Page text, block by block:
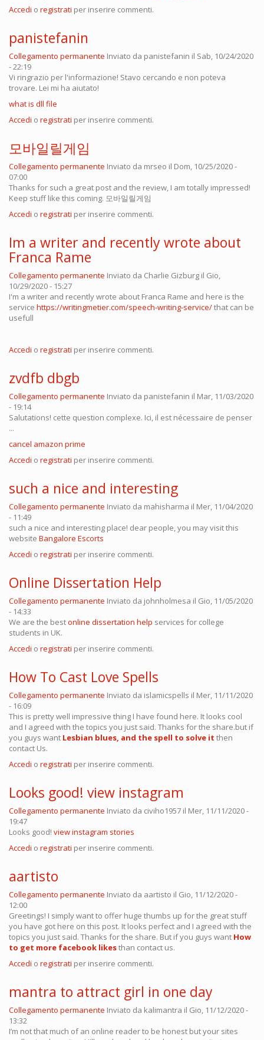
Accedi o registrati per inserire commenti.
panistefanin
Collegamento permanente Inviato da panistefanin il Sab, 10/24/2020
- 22:19
Vi ringrazio per l'informazione! Stavo cercando e non poteva
trovare. Lei mi ha aiutato!
what is dll file
Accedi o registrati per inserire commenti.
모바일릴게임
Collegamento permanente Inviato da mrseo il Dom, 10/25/2020 -
07:00
Thanks for such a great post and the review, I am totally impressed!
Keep stuff like this coming. 모바일릴게임
Accedi o registrati per inserire commenti.
Im a writer and recently wrote about
Franca Rame
Collegamento permanente Inviato da Charlie Gizburg il Gio,
10/29/2020 - 15:27
I'm a writer and recently wrote about Franca Rame and here is the
service https://writingmetier.com/speech-writing-service/that can be
usefull
Accedi o registrati per inserire commenti.
zvdfb dbgb
Collegamento permanente Inviato da panistefanin il Mar, 11/03/2020
- 19:14
Salutations! cette question complexe. Ici, il est nécessaire de penser
...
cancel amazon prime
Accedi o registrati per inserire commenti.
such a nice and interesting
Collegamento permanente Inviato da mahisharma il Mer, 11/04/2020
- 11:49
such a nice and interesting place! dear people, you may visit this
website Bangalore Escorts
Accedi o registrati per inserire commenti.
Online Dissertation Help
Collegamento permanente Inviato da johnholmesa il Gio, 11/05/2020
- 14:33
We are the bestonline dissertation help services for college
students in UK.
Accedi o registrati per inserire commenti.
How To Cast Love Spells
Collegamento permanente Inviato da islamicspells il Mer, 11/11/2020
- 16:09
This is pretty well impressive thing I have found here. It looks cool
and I agreed with the topics you just said. Thanks for the share.but if
you guys want Lesbian blues, and the spell to solve it then
contact Us.
Accedi o registrati per inserire commenti.
Looks good! view instagram
Collegamento permanente Inviato da civiho1957 il Mer, 11/11/2020 -
19:47
Looks good! view instagram stories
Accedi o registrati per inserire commenti.
aartisto
Collegamento permanente Inviato da aartisto il Gio, 11/12/2020 -
12:00
Greetings! I simply want to offer huge thumbs up for the great stuff
you have got here on this post. It looks perfect and I agreed with the
topics you just said. Thanks for the share. But if you guys want How
to get more facebook likesthan contact us.
Accedi o registrati per inserire commenti.
mantra to attract girl in one day
Collegamento permanente Inviato da kalimantra il Gio, 11/12/2020 -
13:32
I’m not that much of an online reader to be honest but your sites